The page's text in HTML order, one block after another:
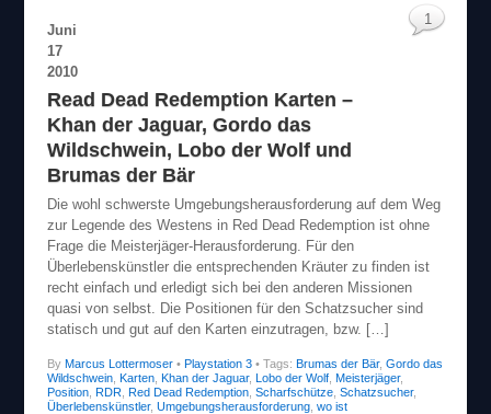
Juni
17
2010
Read Dead Redemption Karten –
Khan der Jaguar, Gordo das
Wildschwein, Lobo der Wolf und
Brumas der Bär
Die wohl schwerste Umgebungsherausforderung auf dem Weg
zur Legende des Westens in Red Dead Redemption ist ohne
Frage die Meisterjäger-Herausforderung. Für den
Überlebenskünstler die entsprechenden Kräuter zu finden ist
recht einfach und erledigt sich bei den anderen Missionen
quasi von selbst. Die Positionen für den Schatzsucher sind
statisch und gut auf den Karten einzutragen, bzw. […]
By Marcus Lottermoser• Playstation 3
1
• Tags: Brumas der Bär, Gordo das
Wildschwein, Karten, Khan der Jaguar, Lobo der Wolf, Meisterjäger,
Position, RDR, Red Dead Redemption, Scharfschütze, Schatzsucher,
Überlebenskünstler, Umgebungsherausforderung, wo ist